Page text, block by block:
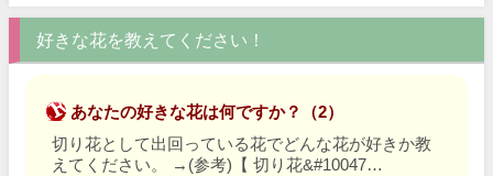
好きな花を教えてください！
あなたの好きな花は何ですか？（2）
切り花として出回っている花でどんな花が好きか教
えてください。
→ (参考)【 切り花&#10047…